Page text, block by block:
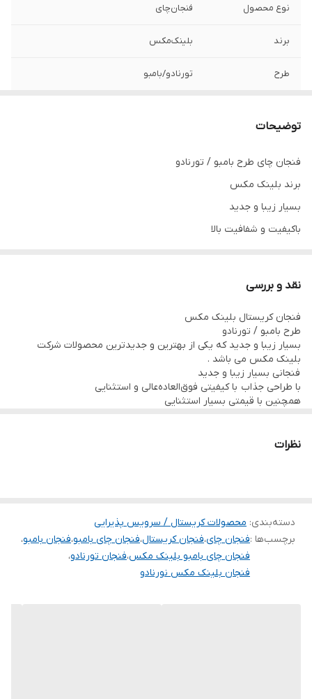
نوع محصول فنجان‌چای
برند بلینک‌مکس
طرح تورنادو/بامبو
توضیحات
فنجان چای طرح بامبو / تورنادو
برند بلینک مکس
بسیار زیبا و جدید
باکیفیت و شفافیت بالا
قابل شست و شو در ماشین ظرفشویی
نقد و بررسی
فنجان کریستال بلینک مکس
طرح بامبو / تورنادو
بسیار زیبا و جدید که یکی از بهترین و جدیدترین محصولات شرکت
بلینک مکس می باشد .
فنجانی بسیار زیبا و جدید
با طراحی جذاب با کیفیتی فوق‌العاده‌عالی و استثنایی
همچنین با قیمتی بسیار استثنایی
نظرات
دسته‌بندی: محصولات کریستال / سرویس پذیرایی
برچسب‌ها :فنجان چای،فنجان کریستال،فنجان چای بامبو،فنجان بامبو،
فنجان چای بامبو بلینک مکس،فنجان تورنادو،
فنجان بلینک مکس نورنادو